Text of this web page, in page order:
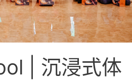
| 沉浸式体